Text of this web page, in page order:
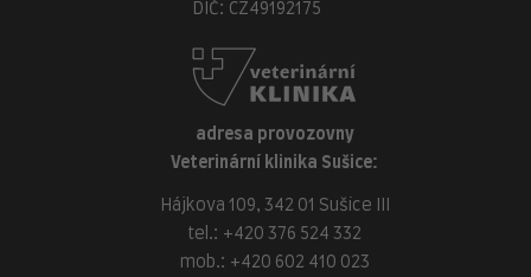
DIČ: CZ49192175
adresa provozovny
Veterinární klinika Sušice:
Hájkova 109, 342 01 Sušice III
tel.: +420 376 524 332
mob.: +420 602 410 023